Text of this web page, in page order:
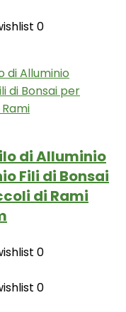
0
di Alluminio
Fili di Bonsai
di Rami
0
0